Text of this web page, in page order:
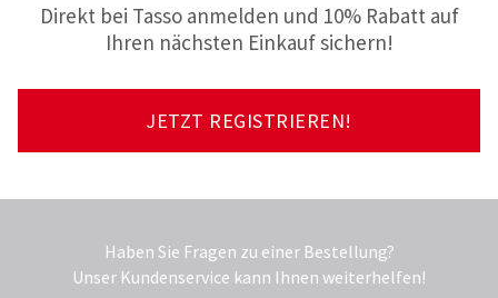
Direkt bei Tasso anmelden und 10% Rabatt auf
Ihren nächsten Einkauf sichern!
JETZT REGISTRIEREN!
Haben Sie Fragen zu einer Bestellung?
Unser Kundenservice kann Ihnen weiterhelfen!